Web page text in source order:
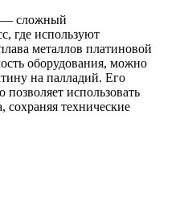
— сложный
где используют
металлов платиновой
оборудования, можно
на палладий. Его
позволяет использовать
сохраняя технические